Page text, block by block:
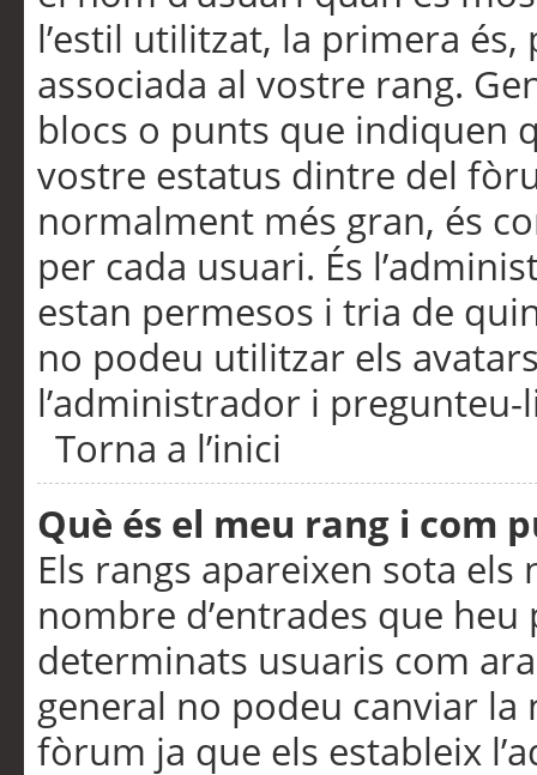
l’estil utilitzat, la primera
associada al vostre rang.
blocs o punts que indiquen
vostre estatus dintre del
normalment més gran, és
per cada usuari. És
estan permesos i tria de
no podeu utilitzar els
l’administrador i pregunteu-
Torna a l’inici
Què és el meu rang i com
Els rangs apareixen sota
nombre d’entrades que
determinats usuaris com
general no podeu canviar
fòrum ja que els estableix